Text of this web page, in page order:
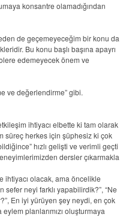
konsantre olamadığından
de geçemeyeceğim bir konu da
Bu konu başlı başına apayrı
edemeyecek önem ve
ve değerlendirme” gibi.
ihtiyacı elbette ki tam olarak
süreç herkes için şüphesiz ki çok
hızlı gelişti ve verimli geçti
dersler çıkarmakla
olacak, ama öncelikle
neyi farklı yapabilirdik?”, “Ne
En iyi yürüyen şey neydi, en çok
planlarımızı oluşturmaya